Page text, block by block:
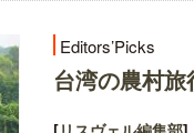
Editors’Picks
台湾の農村旅